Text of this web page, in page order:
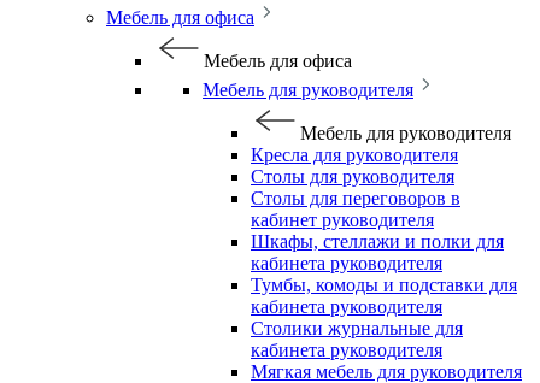
Мебель для офиса
Мебель для офиса
Мебель для руководителя
Мебель для руководителя
Кресла для руководителя
Столы для руководителя
Столы для переговоров в
кабинет руководителя
Шкафы, стеллажи и полки для
кабинета руководителя
Тумбы, комоды и подставки для
кабинета руководителя
Столики журнальные для
кабинета руководителя
Мягкая мебель для руководителя